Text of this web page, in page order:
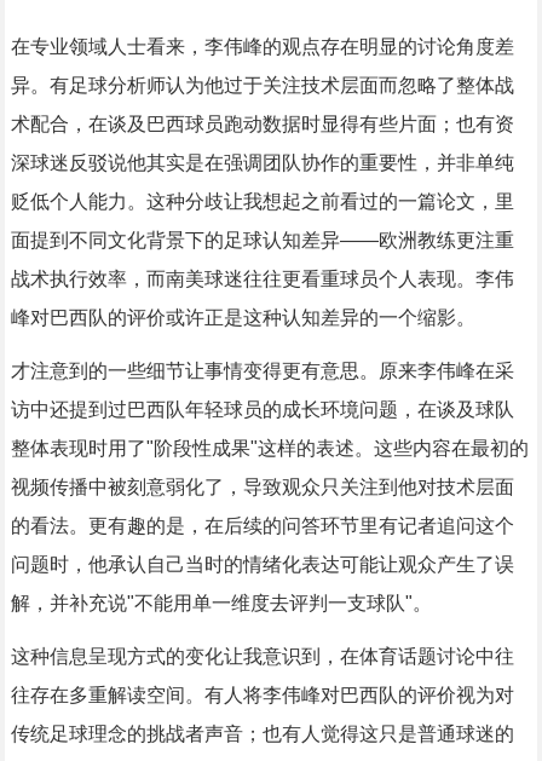
在专业领域人士看来，李伟峰的观点存在明显的讨论角度差
异。有足球分析师认为他过于关注技术层面而忽略了整体战
术配合，在谈及巴西球员跑动数据时显得有些片面；也有资
深球迷反驳说他其实是在强调团队协作的重要性，并非单纯
贬低个人能力。这种分歧让我想起之前看过的一篇论文，里
面提到不同文化背景下的足球认知差异——欧洲教练更注重
战术执行效率，而南美球迷往往更看重球员个人表现。李伟
峰对巴西队的评价或许正是这种认知差异的一个缩影。
才注意到的一些细节让事情变得更有意思。原来李伟峰在采
访中还提到过巴西队年轻球员的成长环境问题，在谈及球队
整体表现时用了"阶段性成果"这样的表述。这些内容在最初的
视频传播中被刻意弱化了，导致观众只关注到他对技术层面
的看法。更有趣的是，在后续的问答环节里有记者追问这个
问题时，他承认自己当时的情绪化表达可能让观众产生了误
解，并补充说"不能用单一维度去评判一支球队"。
这种信息呈现方式的变化让我意识到，在体育话题讨论中往
往存在多重解读空间。有人将李伟峰对巴西队的评价视为对
传统足球理念的挑战者声音；也有人觉得这只是普通球迷的